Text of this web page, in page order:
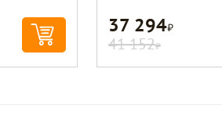
37 294Р
41 152Р